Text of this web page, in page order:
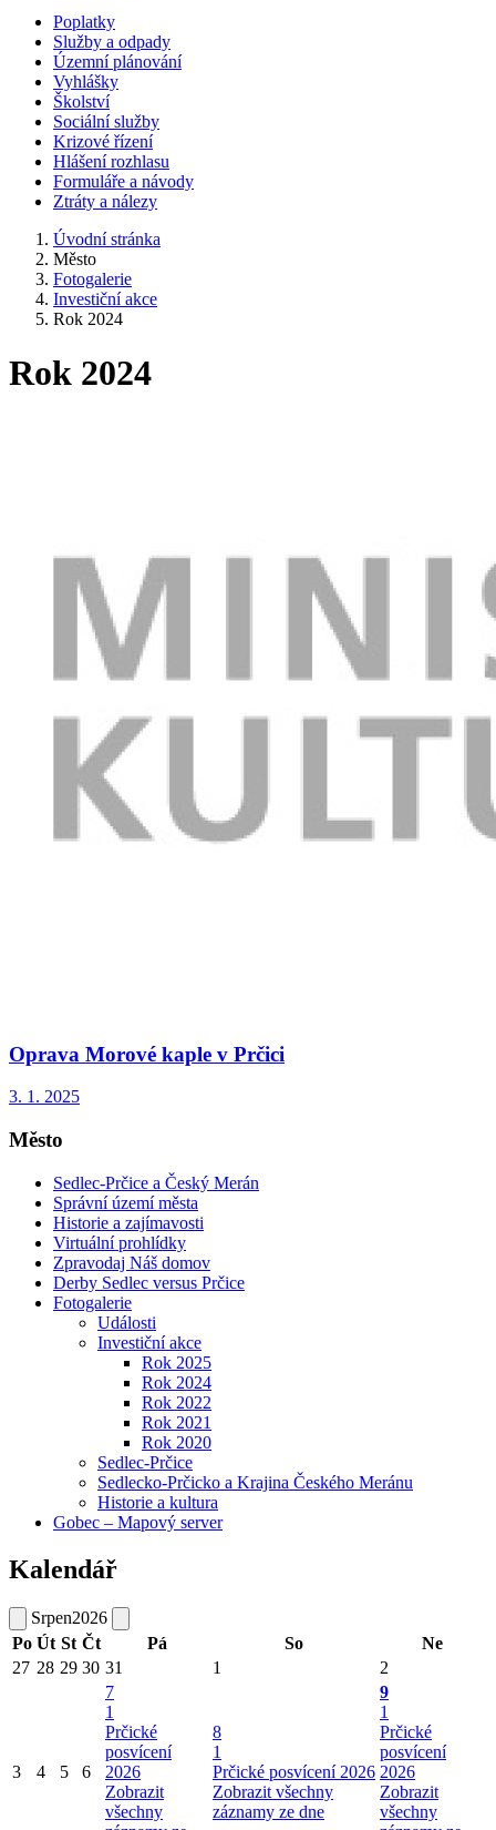
Poplatky
Služby a odpady
Územní plánování
Vyhlášky
Školství
Sociální služby
Krizové řízení
Hlášení rozhlasu
Formuláře a návody
Ztráty a nálezy
Úvodní stránka
Město
Fotogalerie
Investiční akce
Rok 2024
Rok 2024
Oprava Morové kaple v Prčici
3. 1. 2025
Město
Sedlec-Prčice a Český Merán
Správní území města
Historie a zajímavosti
Virtuální prohlídky
Zpravodaj Náš domov
Derby Sedlec versus Prčice
Fotogalerie
Události
Investiční akce
Rok 2025
Rok 2024
Rok 2022
Rok 2021
Rok 2020
Sedlec-Prčice
Sedlecko-Prčicko a Krajina Českého Meránu
Historie a kultura
Gobec – Mapový server
Kalendář
Srpen2026
Po Út St Čt Pá So
Ne
27 28 29 30 31 1 2
3 4 5 6
7
1
Prčické
posvícení
2026
Zobrazit
všechny
8
1
Prčické posvícení 2026
Zobrazit všechny
záznamy ze dne
9
1
Prčické
posvícení
2026
Zobrazit
všechny